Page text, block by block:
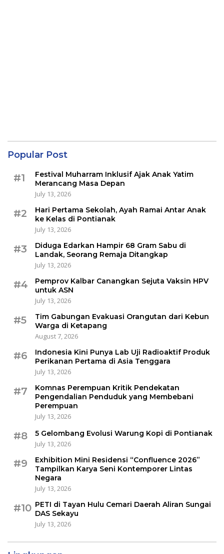
Popular Post
#1
Festival Muharram Inklusif Ajak Anak Yatim
Merancang Masa Depan
July 13, 2026
#2
Hari Pertama Sekolah, Ayah Ramai Antar Anak
ke Kelas di Pontianak
July 13, 2026
#3
Diduga Edarkan Hampir 68 Gram Sabu di
Landak, Seorang Remaja Ditangkap
July 13, 2026
#4
Pemprov Kalbar Canangkan Sejuta Vaksin HPV
untuk ASN
July 13, 2026
#5
Tim Gabungan Evakuasi Orangutan dari Kebun
Warga di Ketapang
August 7, 2026
#6
Indonesia Kini Punya Lab Uji Radioaktif Produk
Perikanan Pertama di Asia Tenggara
July 13, 2026
#7
Komnas Perempuan Kritik Pendekatan
Pengendalian Penduduk yang Membebani
Perempuan
July 13, 2026
#8
5 Gelombang Evolusi Warung Kopi di Pontianak
July 13, 2026
#9
Exhibition Mini Residensi “Confluence 2026”
Tampilkan Karya Seni Kontemporer Lintas
Negara
July 13, 2026
#10 PETI di Tayan Hulu Cemari Daerah Aliran Sungai
DAS Sekayu
July 13, 2026